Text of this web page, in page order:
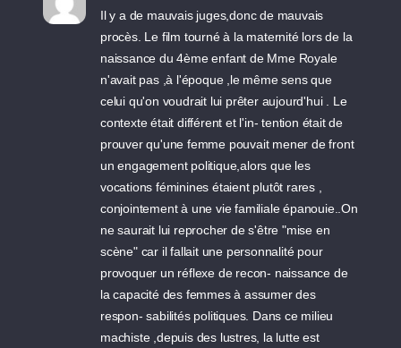
Il y a de mauvais juges,donc de mauvais
procès. Le film tourné à la maternité lors de la
naissance du 4ème enfant de Mme Royale
n'avait pas ,à l'époque ,le même sens que
celui qu'on voudrait lui prêter aujourd'hui . Le
contexte était différent et l'in- tention était de
prouver qu'une femme pouvait mener de front
un engagement politique,alors que les
vocations féminines étaient plutôt rares ,
conjointement à une vie familiale épanouie..On
ne saurait lui reprocher de s'être "mise en
scène" car il fallait une personnalité pour
provoquer un réflexe de recon- naissance de
la capacité des femmes à assumer des
respon- sabilités politiques. Dans ce milieu
machiste ,depuis des lustres, la lutte est